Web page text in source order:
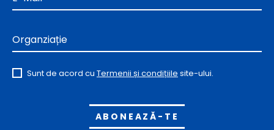
Organziație
Sunt de acord cu Termenii și condițiile site-ului.